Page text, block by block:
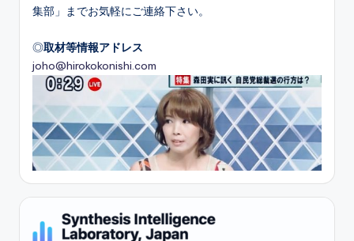
集部」までお気軽にご連絡下さい。
◎取材等情報アドレス
joho@hirokokonishi.com